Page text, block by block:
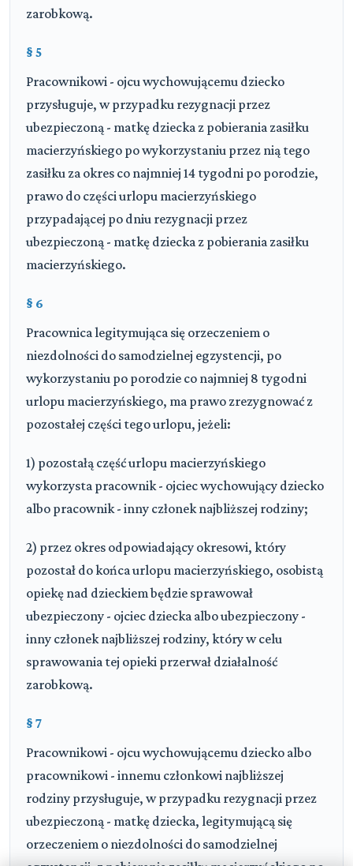
zarobkową.
§ 5
Pracownikowi - ojcu wychowującemu dziecko
przysługuje, w przypadku rezygnacji przez
ubezpieczoną - matkę dziecka z pobierania zasiłku
macierzyńskiego po wykorzystaniu przez nią tego
zasiłku za okres co najmniej 14 tygodni po porodzie,
prawo do części urlopu macierzyńskiego
przypadającej po dniu rezygnacji przez
ubezpieczoną - matkę dziecka z pobierania zasiłku
macierzyńskiego.
§ 6
Pracownica legitymująca się orzeczeniem o
niezdolności do samodzielnej egzystencji, po
wykorzystaniu po porodzie co najmniej 8 tygodni
urlopu macierzyńskiego, ma prawo zrezygnować z
pozostałej części tego urlopu, jeżeli:
1) pozostałą część urlopu macierzyńskiego
wykorzysta pracownik - ojciec wychowujący dziecko
albo pracownik - inny członek najbliższej rodziny;
2) przez okres odpowiadający okresowi, który
pozostał do końca urlopu macierzyńskiego, osobistą
opiekę nad dzieckiem będzie sprawował
ubezpieczony - ojciec dziecka albo ubezpieczony -
inny członek najbliższej rodziny, który w celu
sprawowania tej opieki przerwał działalność
zarobkową.
§ 7
Pracownikowi - ojcu wychowującemu dziecko albo
pracownikowi - innemu członkowi najbliższej
rodziny przysługuje, w przypadku rezygnacji przez
ubezpieczoną - matkę dziecka, legitymującą się
orzeczeniem o niezdolności do samodzielnej